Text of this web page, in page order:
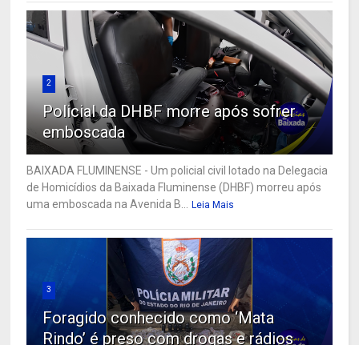
2
Policial da DHBF morre após sofrer
emboscada
BAIXADA FLUMINENSE - Um policial civil lotado na Delegacia
de Homicídios da Baixada Fluminense (DHBF) morreu após
uma emboscada na Avenida B... Leia Mais
3
Foragido conhecido como ‘Mata
Rindo’ é preso com drogas e rádios